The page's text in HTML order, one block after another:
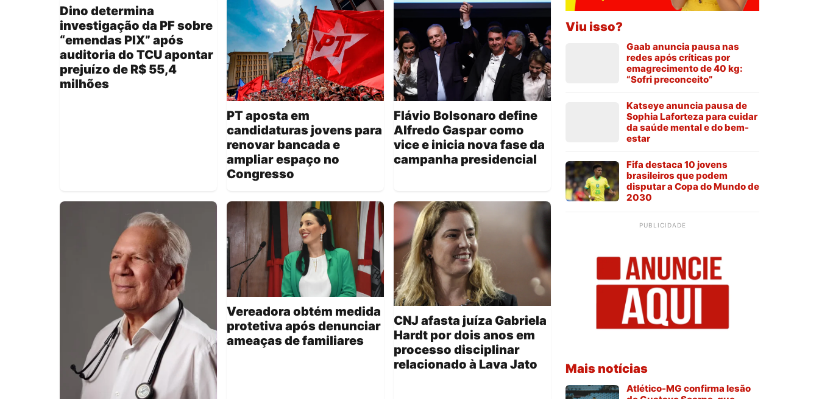
Dino determina
investigação da PF sobre
“emendas PIX” após
auditoria do TCU apontar
prejuízo de R$ 55,4
milhões
PT aposta em
candidaturas jovens para
renovar bancada e
ampliar espaço no
Congresso
Flávio Bolsonaro define
Alfredo Gaspar como
vice e inicia nova fase da
campanha presidencial
Vereadora obtém medida
protetiva após denunciar
ameaças de familiares
CNJ afasta juíza Gabriela
Hardt por dois anos em
processo disciplinar
relacionado à Lava Jato
Viu isso?
Gaab anuncia pausa nas
redes após críticas por
emagrecimento de 40 kg:
“Sofri preconceito”
Katseye anuncia pausa de
Sophia Laforteza para cuidar
da saúde mental e do bem-
estar
Fifa destaca 10 jovens
brasileiros que podem
disputar a Copa do Mundo de
2030
PUBLICIDADE
Mais notícias
Atlético-MG confirma lesão